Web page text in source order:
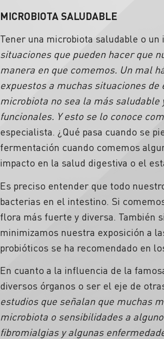
MICROBIOTA SALUDABLE
Tener una microbiota saludable o
situaciones que pueden hacer que
manera en que comemos. Un mal
expuestos a muchas situaciones
microbiota no sea la más
funcionales. Y esto se lo conoce
especialista. ¿Qué pasa cuando se
fermentación cuando comemos
impacto en la salud digestiva o el
Es preciso entender que todo
bacterias en el intestino. Si
flora más fuerte y diversa. También
minimizamos nuestra exposición a
probióticos se ha recomendado en
En cuanto a la influencia de la
diversos órganos o ser el eje de
estudios que señalan que muchas
microbiota o sensibilidades a
fibromialgias y algunas